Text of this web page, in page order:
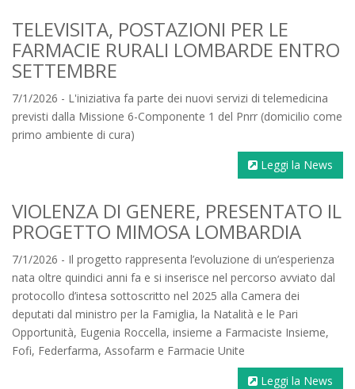
TELEVISITA, POSTAZIONI PER LE
FARMACIE RURALI LOMBARDE ENTRO
SETTEMBRE
7/1/2026 - L'iniziativa fa parte dei nuovi servizi di telemedicina
previsti dalla Missione 6-Componente 1 del Pnrr (domicilio come
primo ambiente di cura)
Leggi la News
VIOLENZA DI GENERE, PRESENTATO IL
PROGETTO MIMOSA LOMBARDIA
7/1/2026 - Il progetto rappresenta l’evoluzione di un’esperienza
nata oltre quindici anni fa e si inserisce nel percorso avviato dal
protocollo d’intesa sottoscritto nel 2025 alla Camera dei
deputati dal ministro per la Famiglia, la Natalità e le Pari
Opportunità, Eugenia Roccella, insieme a Farmaciste Insieme,
Fofi, Federfarma, Assofarm e Farmacie Unite
Leggi la News